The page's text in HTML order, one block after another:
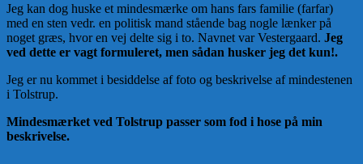
Jeg kan dog huske et mindesmærke om hans fars familie (farfar)
med en sten vedr. en politisk mand stående bag nogle lænker på
noget græs, hvor en vej delte sig i to. Navnet var Vestergaard. Jeg
ved dette er vagt formuleret, men sådan husker jeg det kun!.
Jeg er nu kommet i besiddelse af foto og beskrivelse af mindestenen
i Tolstrup.
Mindesmærket ved Tolstrup passer som fod i hose på min
beskrivelse.